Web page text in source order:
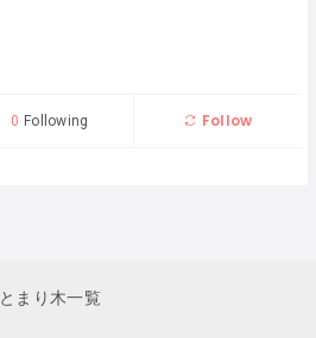
0 Following Follow
とまり木一覧